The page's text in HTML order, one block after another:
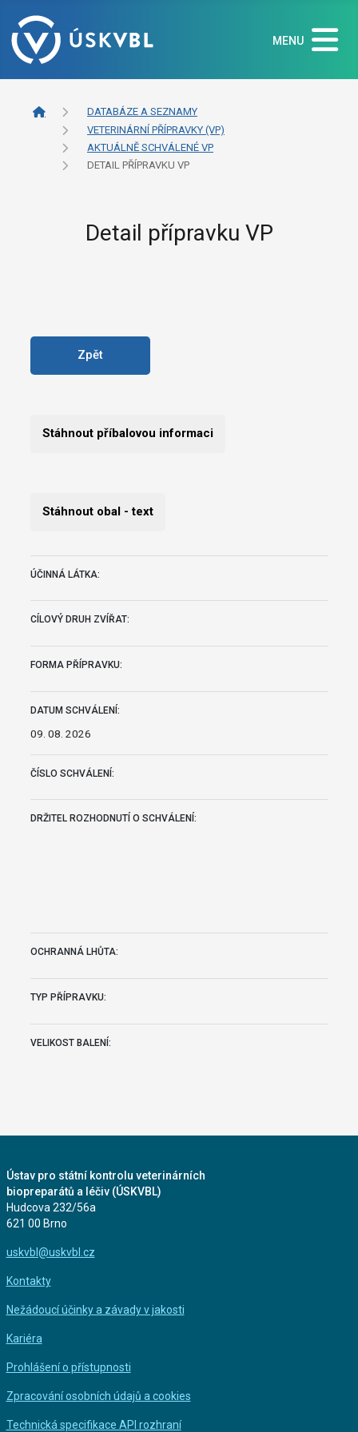
MENU
DATABÁZE A SEZNAMY
VETERINÁRNÍ PŘÍPRAVKY (VP)
AKTUÁLNĚ SCHVÁLENÉ VP
DETAIL PŘÍPRAVKU VP
Detail přípravku VP
Zpět
Stáhnout příbalovou informaci
Stáhnout obal - text
ÚČINNÁ LÁTKA:
CÍLOVÝ DRUH ZVÍŘAT:
FORMA PŘÍPRAVKU:
DATUM SCHVÁLENÍ:
09. 08. 2026
ČÍSLO SCHVÁLENÍ:
DRŽITEL ROZHODNUTÍ O SCHVÁLENÍ:
OCHRANNÁ LHŮTA:
TYP PŘÍPRAVKU:
VELIKOST BALENÍ:
Ústav pro státní kontrolu veterinárních
biopreparátů a léčiv (ÚSKVBL)
Hudcova 232/56a
621 00 Brno
uskvbl@uskvbl.cz
Kontakty
Nežádoucí účinky a závady v jakosti
Kariéra
Prohlášení o přístupnosti
Zpracování osobních údajů a cookies
Technická specifikace API rozhraní